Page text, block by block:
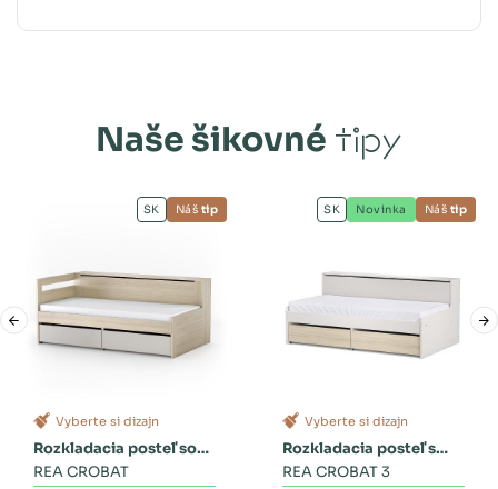
Naše šikovné tipy
Vyberte si dizajn
Rozkladacia posteľ so
zásuvkami
REA CROBAT
SK Náš tip
Vyberte si dizajn
Rozkladacia posteľ s
dvoma zásuvkami a
REA CROBAT 3
SK Novinka Náš tip